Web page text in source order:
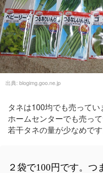
出典: blogimg.goo.ne.jp
タネは100均でも売ってい
ホームセンターでも売っ
若干タネの量が少なめです
２袋で100円です。つ